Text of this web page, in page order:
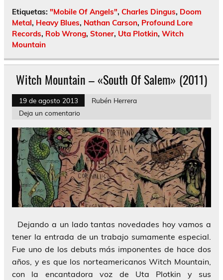
Etiquetas: "Mobile Of Angels", Charles Dingus, Doom
Metal, Heavy Blues, Nathan Carson, Profound Lore
Records, Rob Wrong, Stoner, Uta Plotkin, Witch
Mountain
Witch Mountain – «South Of Salem» (2011)
19 de agosto 2013
Rubén Herrera
Deja un comentario
Dejando a un lado tantas novedades hoy vamos a
tener la entrada de un trabajo sumamente especial.
Fue uno de los debuts más imponentes de hace dos
años, y es que los norteamericanos Witch Mountain,
con la encantadora voz de Uta Plotkin y sus